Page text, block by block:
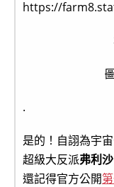
.
是的！自詡為宇
超級大反派弗利
還記得官方公開